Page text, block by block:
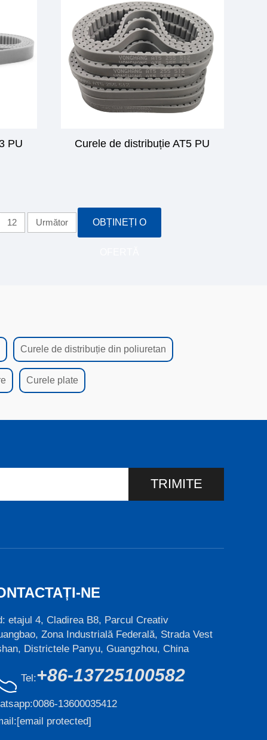
PU Curele de distribuție AT5 PU
12 Următor OBȚINEȚI O
Curele de distribuție din poliuretan
Curele plate
TRIMITE
NE
etajul 4, Cladirea B8, Parcul Creativ
Zona Industrială Federală, Strada Vest
Districtele Panyu, Guangzhou, China
Tel:+86-13725100582
0086-13600035412
[email protected]